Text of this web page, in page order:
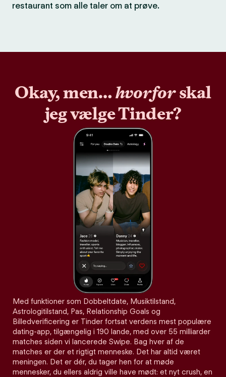
restaurant som alle taler om at prøve.
Okay, men…hvorforskal
jeg vælge Tinder?
Med funktioner som Dobbeltdate, Musiktilstand,
Astrologitilstand, Pas, Relationship Goals og
Billedverificering er Tinder fortsat verdens mest populære
dating-app, tilgængelig i 190 lande, med over 55 milliarder
matches siden vi lancerede Swipe. Bag hver af de
matches er der et rigtigt menneske. Det har altid været
meningen. Det er dér, du tager hen for at møde
mennesker, du ellers aldrig ville have mødt: et nyt crush, en